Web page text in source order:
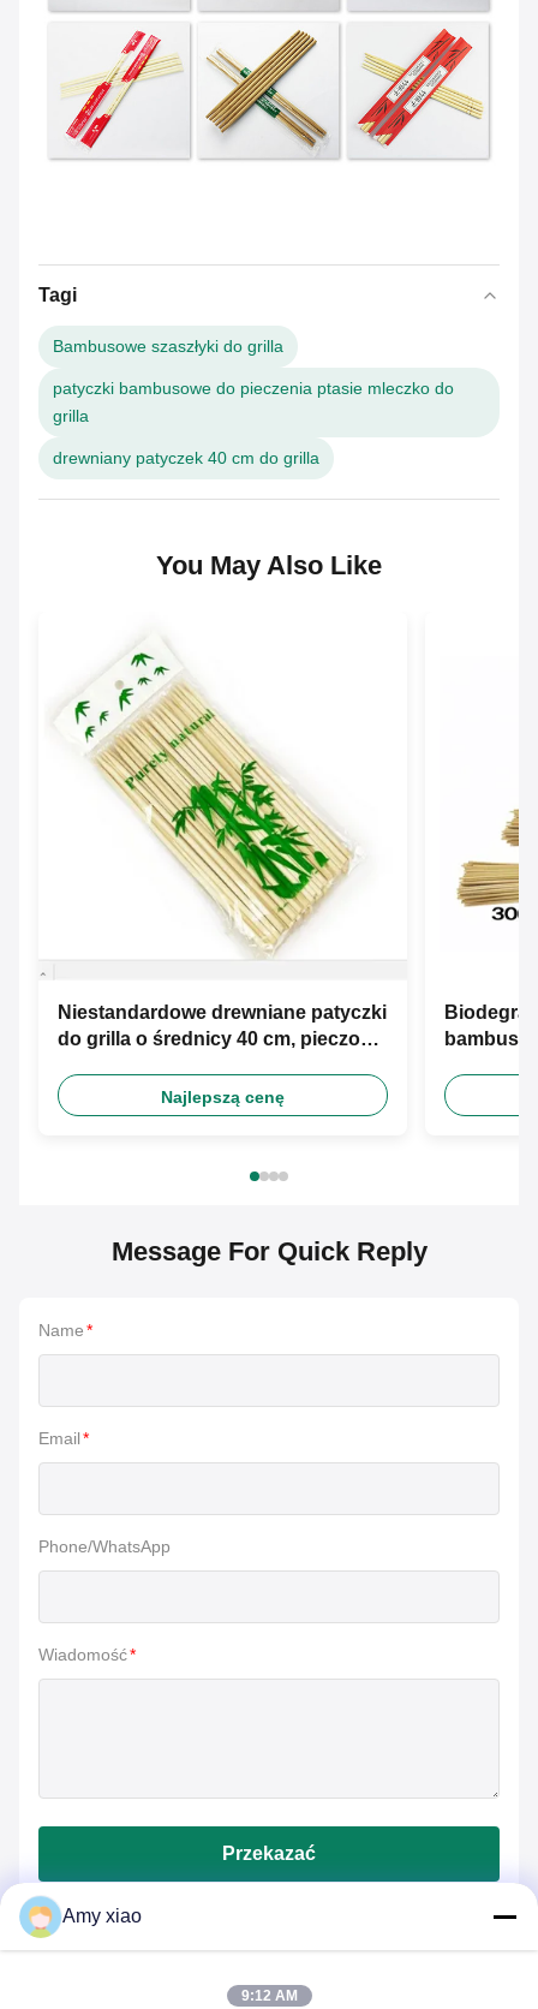
Tagi
Bambusowe szaszłyki do grilla
patyczki bambusowe do pieczenia ptasie mleczko do
grilla
drewniany patyczek 40 cm do grilla
You May Also Like
Niestandardowe drewniane patyczki
do grilla o średnicy 40 cm, pieczone
marshmallow na grillu
Najlepszą cenę
Message For Quick Reply
Name*
Email*
Phone/WhatsApp
Wiadomość*
Przekazać
Amy xiao
9:12 AM